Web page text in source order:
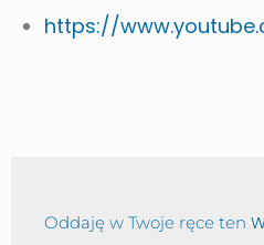
https://
Oddaję w Twoje ręce ten